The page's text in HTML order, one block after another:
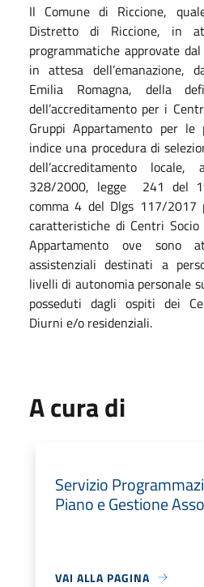
Il Comune di Riccione,
Distretto di Riccione, in
programmatiche approvate
in attesa dell’emanazione,
Emilia Romagna, della
dell’accreditamento per i
Gruppi Appartamento per le
indice una procedura di
dell’accreditamento
328/2000, legge 241 del
comma 4 del Dlgs 117/
caratteristiche di Centri Socio
Appartamento ove sono
assistenziali destinati a
livelli di autonomia personale
posseduti dagli ospiti dei
Diurni e/o residenziali.
A cura di
Servizio
Piano e Gestione
VAI ALLA PAGINA